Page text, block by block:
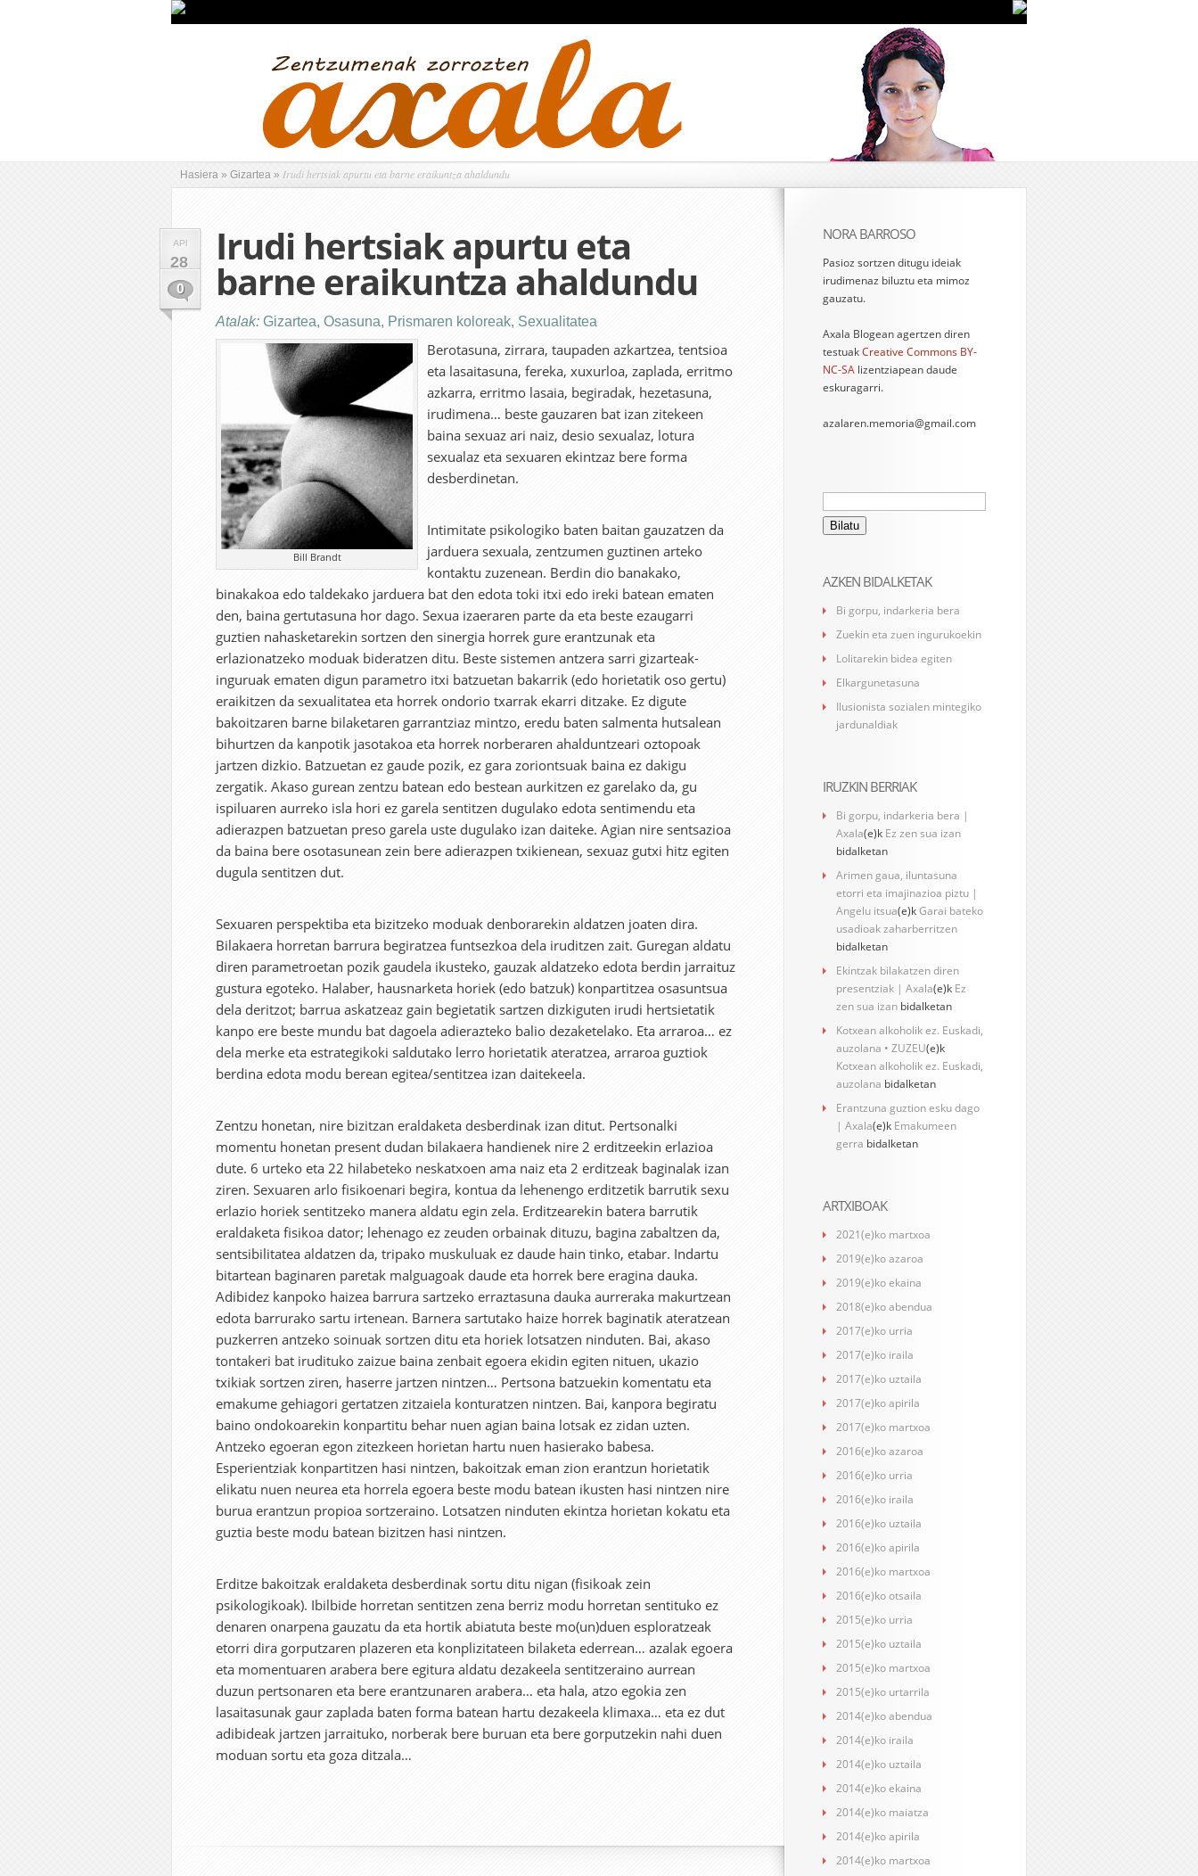
Hasiera » Gizartea » Irudi hertsiak apurtu eta barne eraikuntza ahaldundu
API
28
0
Irudi hertsiak apurtu eta
barne eraikuntza ahaldundu
Atalak: Gizartea, Osasuna, Prismaren koloreak, Sexualitatea
Bill Brandt
Berotasuna, zirrara, taupaden azkartzea, tentsioa
eta lasaitasuna, fereka, xuxurloa, zaplada, erritmo
azkarra, erritmo lasaia, begiradak, hezetasuna,
irudimena… beste gauzaren bat izan zitekeen
baina sexuaz ari naiz, desio sexualaz, lotura
sexualaz eta sexuaren ekintzaz bere forma
desberdinetan.
Intimitate psikologiko baten baitan gauzatzen da
jarduera sexuala, zentzumen guztinen arteko
kontaktu zuzenean. Berdin dio banakako,
binakakoa edo taldekako jarduera bat den edota toki itxi edo ireki batean ematen
den, baina gertutasuna hor dago. Sexua izaeraren parte da eta beste ezaugarri
guztien nahasketarekin sortzen den sinergia horrek gure erantzunak eta
erlazionatzeko moduak bideratzen ditu. Beste sistemen antzera sarri gizarteak-
inguruak ematen digun parametro itxi batzuetan bakarrik (edo horietatik oso gertu)
eraikitzen da sexualitatea eta horrek ondorio txarrak ekarri ditzake. Ez digute
bakoitzaren barne bilaketaren garrantziaz mintzo, eredu baten salmenta hutsalean
bihurtzen da kanpotik jasotakoa eta horrek norberaren ahalduntzeari oztopoak
jartzen dizkio. Batzuetan ez gaude pozik, ez gara zoriontsuak baina ez dakigu
zergatik. Akaso gurean zentzu batean edo bestean aurkitzen ez garelako da, gu
ispiluaren aurreko isla hori ez garela sentitzen dugulako edota sentimendu eta
adierazpen batzuetan preso garela uste dugulako izan daiteke. Agian nire sentsazioa
da baina bere osotasunean zein bere adierazpen txikienean, sexuaz gutxi hitz egiten
dugula sentitzen dut.
Sexuaren perspektiba eta bizitzeko moduak denborarekin aldatzen joaten dira.
Bilakaera horretan barrura begiratzea funtsezkoa dela iruditzen zait. Guregan aldatu
diren parametroetan pozik gaudela ikusteko, gauzak aldatzeko edota berdin jarraituz
gustura egoteko. Halaber, hausnarketa horiek (edo batzuk) konpartitzea osasuntsua
dela deritzot; barrua askatzeaz gain begietatik sartzen dizkiguten irudi hertsietatik
kanpo ere beste mundu bat dagoela adierazteko balio dezaketelako. Eta arraroa… ez
dela merke eta estrategikoki saldutako lerro horietatik ateratzea, arraroa guztiok
berdina edota modu berean egitea/sentitzea izan daitekeela.
Zentzu honetan, nire bizitzan eraldaketa desberdinak izan ditut. Pertsonalki
momentu honetan present dudan bilakaera handienek nire 2 erditzeekin erlazioa
dute. 6 urteko eta 22 hilabeteko neskatxoen ama naiz eta 2 erditzeak baginalak izan
ziren. Sexuaren arlo fisikoenari begira, kontua da lehenengo erditzetik barrutik sexu
erlazio horiek sentitzeko manera aldatu egin zela. Erditzearekin batera barrutik
eraldaketa fisikoa dator; lehenago ez zeuden orbainak dituzu, bagina zabaltzen da,
sentsibilitatea aldatzen da, tripako muskuluak ez daude hain tinko, etabar. Indartu
bitartean baginaren paretak malguagoak daude eta horrek bere eragina dauka.
Adibidez kanpoko haizea barrura sartzeko erraztasuna dauka aurreraka makurtzean
edota barrurako sartu irtenean. Barnera sartutako haize horrek baginatik ateratzean
puzkerren antzeko soinuak sortzen ditu eta horiek lotsatzen ninduten. Bai, akaso
tontakeri bat irudituko zaizue baina zenbait egoera ekidin egiten nituen, ukazio
txikiak sortzen ziren, haserre jartzen nintzen… Pertsona batzuekin komentatu eta
emakume gehiagori gertatzen zitzaiela konturatzen nintzen. Bai, kanpora begiratu
baino ondokoarekin konpartitu behar nuen agian baina lotsak ez zidan uzten.
Antzeko egoeran egon zitezkeen horietan hartu nuen hasierako babesa.
Esperientziak konpartitzen hasi nintzen, bakoitzak eman zion erantzun horietatik
elikatu nuen neurea eta horrela egoera beste modu batean ikusten hasi nintzen nire
burua erantzun propioa sortzeraino. Lotsatzen ninduten ekintza horietan kokatu eta
guztia beste modu batean bizitzen hasi nintzen.
Erditze bakoitzak eraldaketa desberdinak sortu ditu nigan (fisikoak zein
psikologikoak). Ibilbide horretan sentitzen zena berriz modu horretan sentituko ez
denaren onarpena gauzatu da eta hortik abiatuta beste mo(un)duen esploratzeak
etorri dira gorputzaren plazeren eta konplizitateen bilaketa ederrean… azalak egoera
eta momentuaren arabera bere egitura aldatu dezakeela sentitzeraino aurrean
duzun pertsonaren eta bere erantzunaren arabera… eta hala, atzo egokia zen
lasaitasunak gaur zaplada baten forma batean hartu dezakeela klimaxa… eta ez dut
adibideak jartzen jarraituko, norberak bere buruan eta bere gorputzekin nahi duen
moduan sortu eta goza ditzala…
NORA BARROSO
Pasioz sortzen ditugu ideiak
irudimenaz biluztu eta mimoz
gauzatu.
Axala Blogean agertzen diren
testuakCreative Commons BY-
NC-SA lizentziapean daude
eskuragarri.
azalaren.memoria@gmail.com
Bilatu:
AZKEN BIDALKETAK
Bi gorpu, indarkeria bera
Zuekin eta zuen ingurukoekin
Lolitarekin bidea egiten
Elkargunetasuna
Ilusionista sozialen mintegiko
jardunaldiak
IRUZKIN BERRIAK
Bi gorpu, indarkeria bera |
Axala(e)k Ez zen sua izan
bidalketan
Arimen gaua, iluntasuna
etorri eta imajinazioa piztu |
Angelu itsua(e)kGarai bateko
usadioak zaharberritzen
bidalketan
Ekintzak bilakatzen diren
presentziak | Axala(e)k Ez
zen sua izan bidalketan
Kotxean alkoholik ez. Euskadi,
auzolana • ZUZEU(e)k
Kotxean alkoholik ez. Euskadi,
auzolana bidalketan
Erantzuna guztion esku dago
| Axala(e)k Emakumeen
gerra bidalketan
ARTXIBOAK
2021(e)ko martxoa
2019(e)ko azaroa
2019(e)ko ekaina
2018(e)ko abendua
2017(e)ko urria
2017(e)ko iraila
2017(e)ko uztaila
2017(e)ko apirila
2017(e)ko martxoa
2016(e)ko azaroa
2016(e)ko urria
2016(e)ko iraila
2016(e)ko uztaila
2016(e)ko apirila
2016(e)ko martxoa
2016(e)ko otsaila
2015(e)ko urria
2015(e)ko uztaila
2015(e)ko martxoa
2015(e)ko urtarrila
2014(e)ko abendua
2014(e)ko iraila
2014(e)ko uztaila
2014(e)ko ekaina
2014(e)ko maiatza
2014(e)ko apirila
2014(e)ko martxoa